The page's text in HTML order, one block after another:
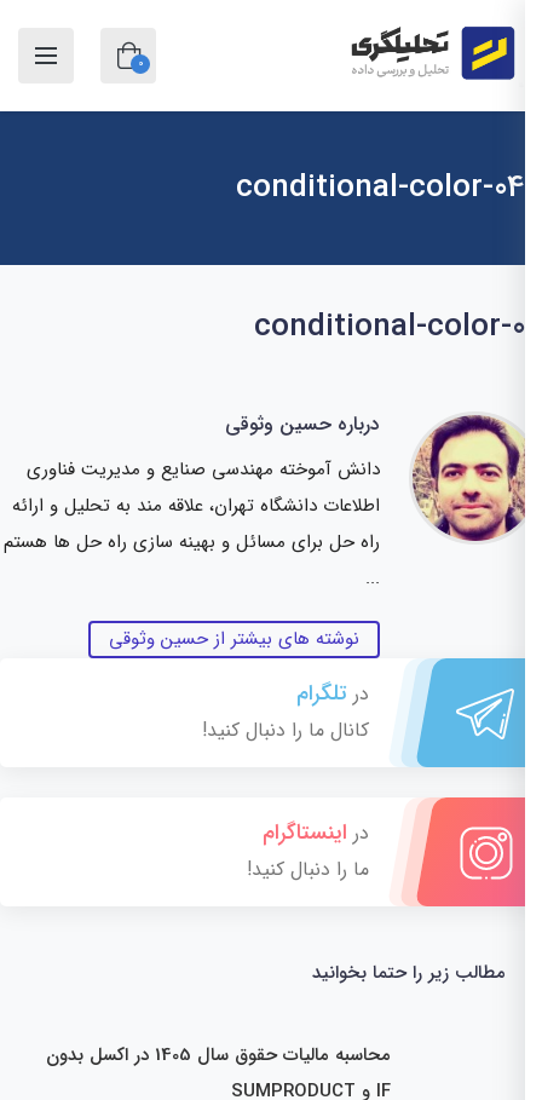
conditional-color-04
conditional-color-
درباره حسین وثوقی
دانش آموخته مهندسی صنایع و مدیریت فناوری
اطلاعات دانشگاه تهران، علاقه مند به تحلیل و ارائه
راه حل برای مسائل و بهینه سازی راه حل ها هستم
نوشته های بیشتر از حسین وثوقی
درتلگرام
کانال ما را دنبال کنید!
دراینستاگرام
ما را دنبال کنید!
مطالب زیر را حتما بخوانید
محاسبه مالیات حقوق سال 1405 در اکسل بدون